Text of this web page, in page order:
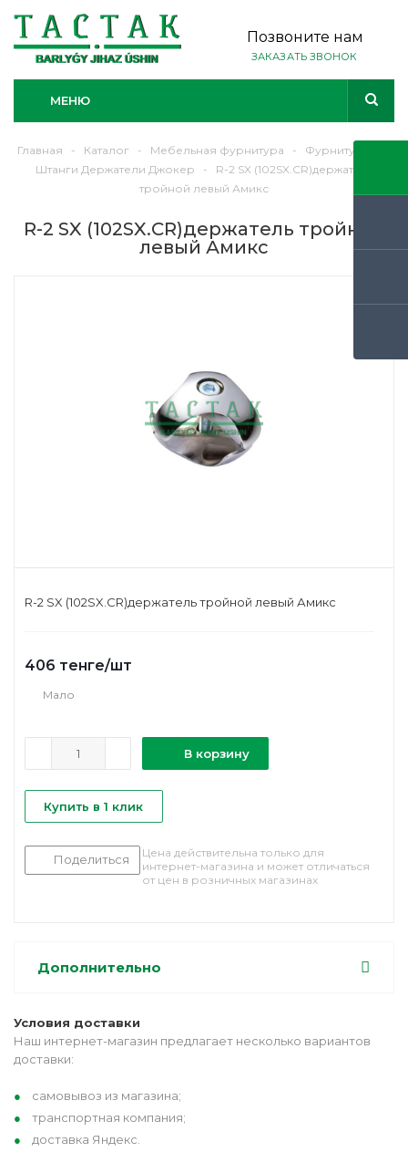
Позвоните нам
ЗАКАЗАТЬ ЗВОНОК
МЕНЮ
Главная - Каталог - Мебельная фурнитура - Фурнитура
Штанги Держатели Джокер
-
R-2 SX (102SX.CR)держатель
тройной левый Амикс
R-2 SX (102SX.CR)держатель тройной
левый Амикс
R-2 SX (102SX.CR)держатель тройной левый Амикс
406 тенге/шт
Мало
В корзину
Купить в 1 клик
Поделиться
Цена действительна только для
интернет-магазина и может отличаться
от цен в розничных магазинах
Дополнительно
Условия доставки
Наш интернет-магазин предлагает несколько вариантов
доставки:
самовывоз из магазина;
транспортная компания;
доставка Яндекс.